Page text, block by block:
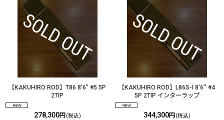
【KAKUHIRO ROD】T86 8'6" #5 5P
2TIP
278,300円 (税込)
【KAKUHIRO ROD】L86S-I 8'6'' #4
5P 2TIP インターラップ
344,300円 (税込)